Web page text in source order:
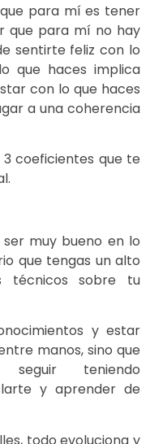
para mí es tener
que para mí no hay
sentirte feliz con lo
que haces implica
con lo que haces
a una coherencia
coeficientes que te
muy bueno en lo
que tengas un alto
técnicos sobre tu
y estar
manos, sino que
teniendo
y aprender de
todo evoluciona y